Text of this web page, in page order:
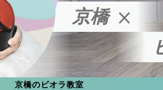
京橋
京橋のビオラ教室